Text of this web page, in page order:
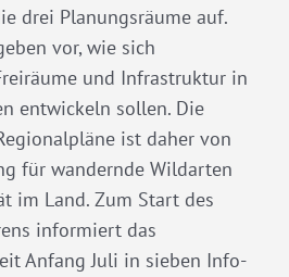
drei Planungsräume auf.
vor, wie sich
und Infrastruktur in
entwickeln sollen. Die
ist daher von
für wandernde Wildarten
im Land. Zum Start des
informiert das
Anfang Juli in sieben Info-